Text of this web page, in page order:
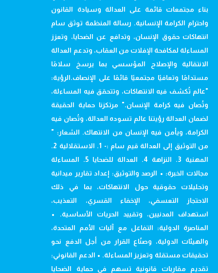
بناء مجتمعات قائمة على العدالة وسيادة القانون
واحترام الكرامة الإنسانية. رسالة المنظمة توثق سام
انتهاكات حقوق الإنسان، وتدافع عن الضحايا، وتعزز
المساءلة لمكافحة الإفلات من العقاب، وتدعم العدالة
الانتقالية والإصلاح المؤسسي بما يرسخ سلامًا
مستدامًا وتعافيًا مجتمعيًا قائمًا على الإنصاف.الرؤية:
"عالم تُكشف فيه الانتهاكات، وتتحقق فيه المساءلة،
وتُصان فيه كرامة الإنسان." مرتكزنا حماية الحقيقة
لضمان العدالة رؤيتنا عالم تسوده العدالة، وتُصان فيه
الكرامة، ويأمن فيه الإنسان من الانتهاك. الشعار: "
من التوثيق إلى العدالة قيم سام :- 1. الاستقلالية 2.
المهنية 3. النزاهة 4. العدالة للضحايا 5. المساءلة
مجالات الخبرة: • الرصد والتوثيق: إعداد تقارير ميدانية
وتحليلات حقوقية حول الانتهاكات، بما في ذلك
الاحتجاز التعسفي، الإخفاء القسري، التعذيب،
استهداف المدنيين، وتقييد الحريات الأساسية. •
المناصرة الدولية: التفاعل مع آليات الأمم المتحدة،
والهيئات الدولية، وصنّاع القرار من أجل الدفع نحو
تحقيقات مستقلة وتعزيز المساءلة. • الدعم القانوني:
تقديم مقاربات قانونية تسهم في حماية الضحايا